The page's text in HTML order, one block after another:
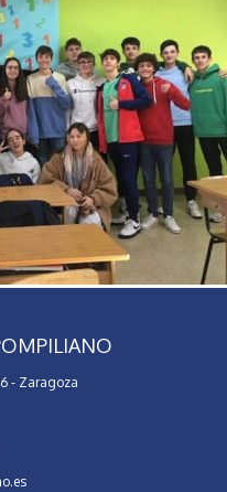
- Zaragoza